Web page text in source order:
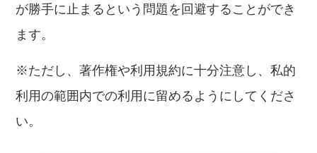
が勝手に止まるという問題を回避することができ
ます。
※ただし、著作権や利用規約に十分注意し、私的
利用の範囲内での利用に留めるようにしてくださ
い。